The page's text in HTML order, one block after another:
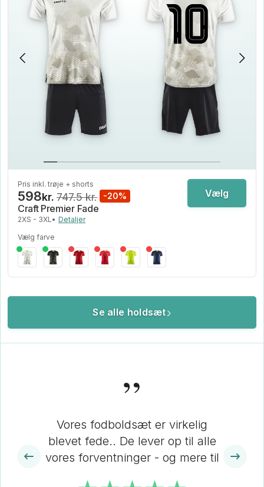
Pris inkl. trøje + shorts
598kr. 747.5 kr. -20%
Craft Premier Fade
2XS - 3XL• Detaljer
Vælg
Vælg farve
Se alle holdsæt
”
Vores fodboldsæt er virkelig
blevet fede.. De lever op til alle
vores forventninger - og mere til